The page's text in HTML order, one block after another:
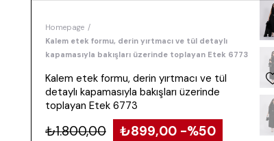
Homepage
Kalem etek formu, derin yırtmacı ve tül detaylı
kapamasıyla bakışları üzerinde toplayan Etek 6773
Kalem etek formu, derin yırtmacı ve tül
detaylı kapamasıyla bakışları üzerinde
toplayan Etek 6773
₺1.800,00 ₺899,00 50